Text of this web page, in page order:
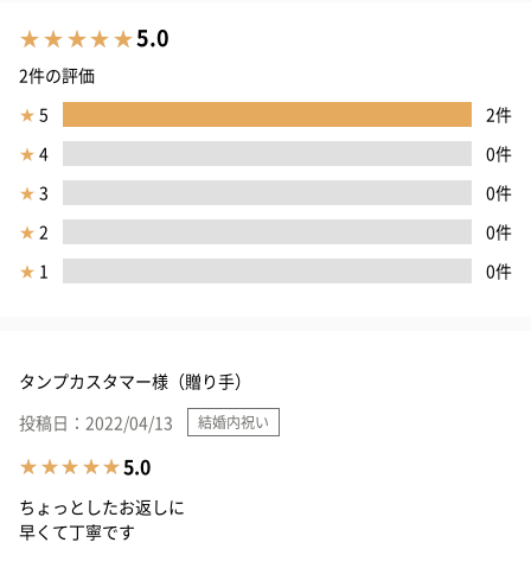
5.0
2件の評価
★ 5
2件
★ 4
0件
★ 3
0件
★ 2
0件
★ 1 0件